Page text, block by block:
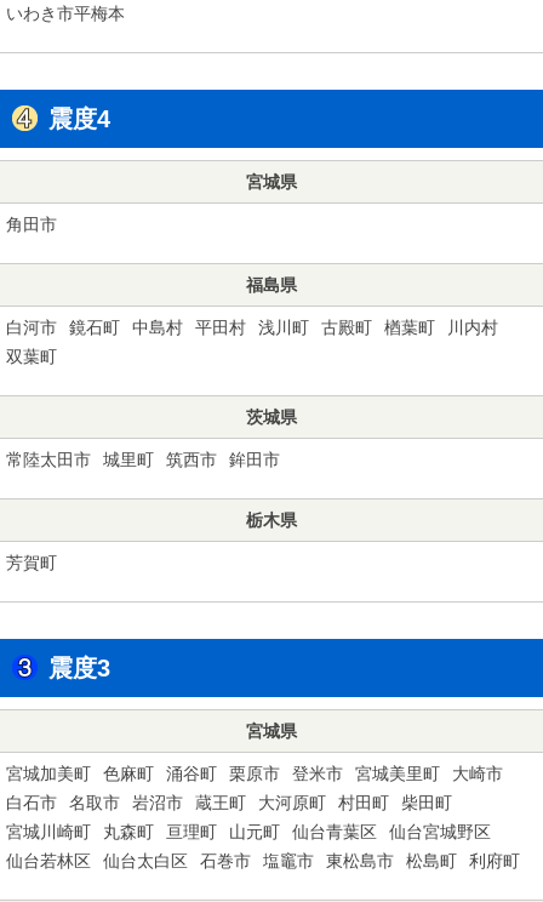
いわき市平梅本
震度4
宮城県
角田市
福島県
白河市 鏡石町 中島村 平田村 浅川町 古殿町 楢葉町
川内村
双葉町
茨城県
常陸太田市 城里町 筑西市 鉾田市
栃木県
芳賀町
震度3
宮城県
宮城加美町 色麻町 涌谷町 栗原市 登米市 宮城美里町
大崎市
白石市
名取市 岩沼市 蔵王町 大河原町 村田町
柴田町
宮城川崎町
丸森町 亘理町 山元町 仙台青葉区
仙台宮城野区
仙台若林区
仙台太白区 石巻市 塩竈市 東松島市 松島町 利府町